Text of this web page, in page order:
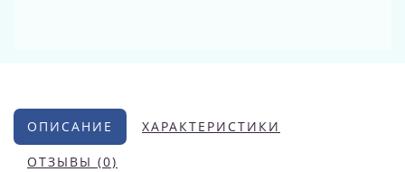
ОПИСАНИЕ ХАРАКТЕРИСТИКИ
ОТЗЫВЫ (0)